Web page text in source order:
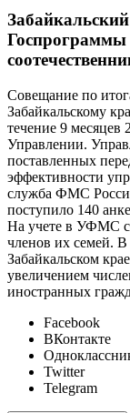
Госпрограммы
Совещание по
Забайкальскому
течение 9 месяцев
Управлении.
поставленных
эффективности
служба ФМС
поступило 140
На учете в УФМС
членов их семей.
Забайкальском
увеличением
иностранных
Facebook
ВКонтакте
Twitter
Telegram